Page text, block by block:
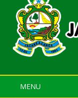
MENU